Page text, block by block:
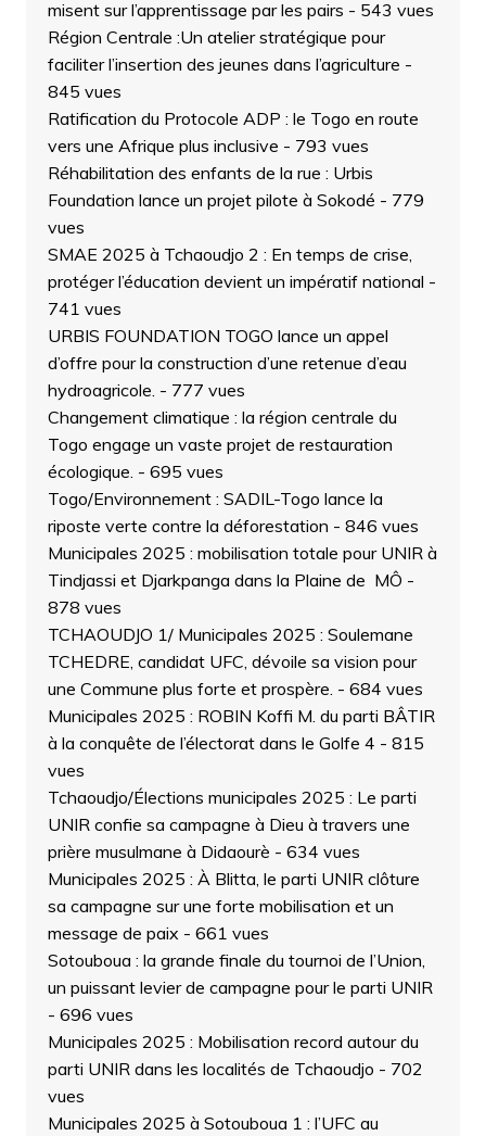
misent sur l’apprentissage par les pairs - 543 vues
Région Centrale :Un atelier stratégique pour
faciliter l’insertion des jeunes dans l’agriculture -
845 vues
Ratification du Protocole ADP : le Togo en route
vers une Afrique plus inclusive - 793 vues
Réhabilitation des enfants de la rue : Urbis
Foundation lance un projet pilote à Sokodé - 779
vues
SMAE 2025 à Tchaoudjo 2 : En temps de crise,
protéger l’éducation devient un impératif national -
741 vues
URBIS FOUNDATION TOGO lance un appel
d’offre pour la construction d’une retenue d’eau
hydroagricole. - 777 vues
Changement climatique : la région centrale du
Togo engage un vaste projet de restauration
écologique. - 695 vues
Togo/Environnement : SADIL-Togo lance la
riposte verte contre la déforestation - 846 vues
Municipales 2025 : mobilisation totale pour UNIR à
Tindjassi et Djarkpanga dans la Plaine de MÔ -
878 vues
TCHAOUDJO 1/ Municipales 2025 : Soulemane
TCHEDRE, candidat UFC, dévoile sa vision pour
une Commune plus forte et prospère. - 684 vues
Municipales 2025 : ROBIN Koffi M. du parti BÂTIR
à la conquête de l’électorat dans le Golfe 4 - 815
vues
Tchaoudjo/Élections municipales 2025 : Le parti
UNIR confie sa campagne à Dieu à travers une
prière musulmane à Didaourè - 634 vues
Municipales 2025 : À Blitta, le parti UNIR clôture
sa campagne sur une forte mobilisation et un
message de paix - 661 vues
Sotouboua : la grande finale du tournoi de l’Union,
un puissant levier de campagne pour le parti UNIR
- 696 vues
Municipales 2025 : Mobilisation record autour du
parti UNIR dans les localités de Tchaoudjo - 702
vues
Municipales 2025 à Sotouboua 1 : l’UFC au